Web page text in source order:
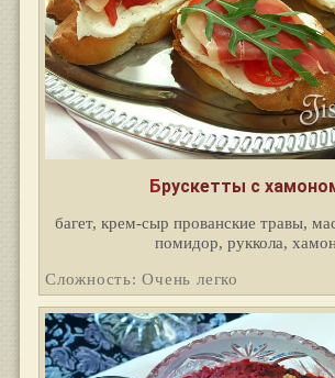
Брускетты с
багет, крем-сыр прованские травы,
помидор, руккола,
Сложность: Очень легко